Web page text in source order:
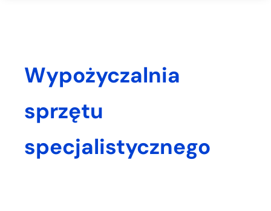
Wypożyczalnia
sprzętu
specjalistycznego